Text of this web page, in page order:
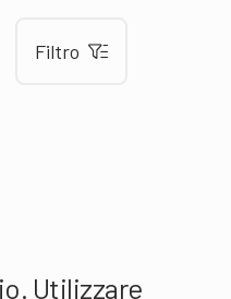
Filtro
Utilizzare